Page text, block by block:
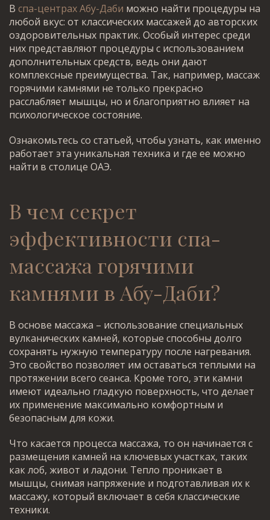
В спа-центрах Абу-Даби можно найти процедуры на
любой вкус: от классических массажей до авторских
оздоровительных практик. Особый интерес среди
них представляют процедуры с использованием
дополнительных средств, ведь они дают
комплексные преимущества. Так, например, массаж
горячими камнями не только прекрасно
расслабляет мышцы, но и благоприятно влияет на
психологическое состояние.
Ознакомьтесь со статьей, чтобы узнать, как именно
работает эта уникальная техника и где ее можно
найти в столице ОАЭ.
В чем секрет
эффективности спа-
массажа горячими
камнями в Абу-Даби?
В основе массажа – использование специальных
вулканических камней, которые способны долго
сохранять нужную температуру после нагревания.
Это свойство позволяет им оставаться теплыми на
протяжении всего сеанса. Кроме того, эти камни
имеют идеально гладкую поверхность, что делает
их применение максимально комфортным и
безопасным для кожи.
Что касается процесса массажа, то он начинается с
размещения камней на ключевых участках, таких
как лоб, живот и ладони. Тепло проникает в
мышцы, снимая напряжение и подготавливая их к
массажу, который включает в себя классические
техники.